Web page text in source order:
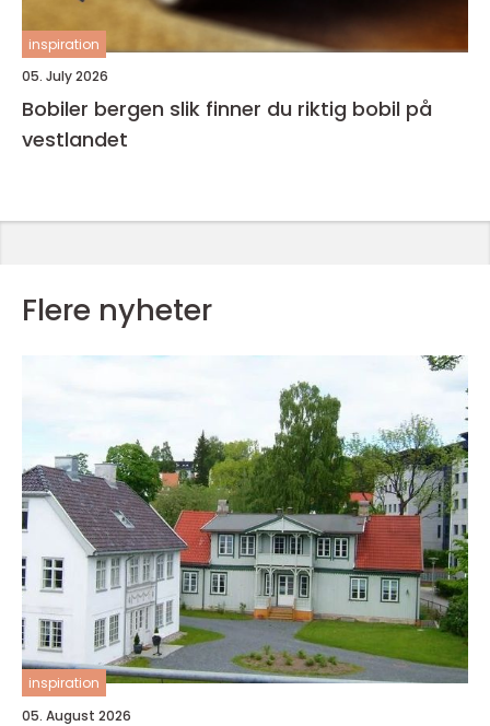
inspiration
05. July 2026
Bobiler bergen slik finner du riktig bobil på
vestlandet
Flere nyheter
inspiration
05. August 2026